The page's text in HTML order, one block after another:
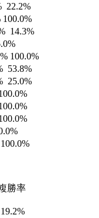
22.2%
14.3%
100.0%
53.8%
25.0%
勝率